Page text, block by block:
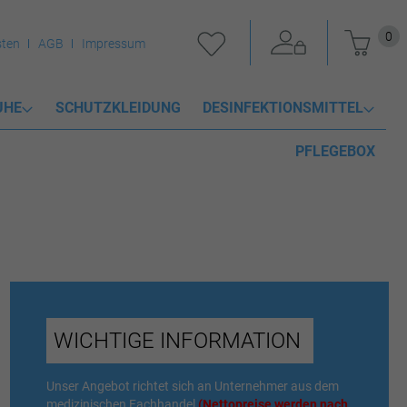
AGB Impressum 0
SCHUTZKLEIDUNG DESINFEKTIONSMITTEL
PFLEGEBOX
DESDERMAN PURE
WICHTIGE INFORMATION
Unser Angebot richtet sich an Unternehmer aus dem